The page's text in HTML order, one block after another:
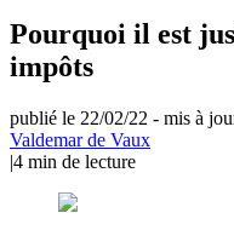
Pourquoi il est
impôts
publié le 22/02/22 - mis à
Valdemar de Vaux
|4 min de lecture